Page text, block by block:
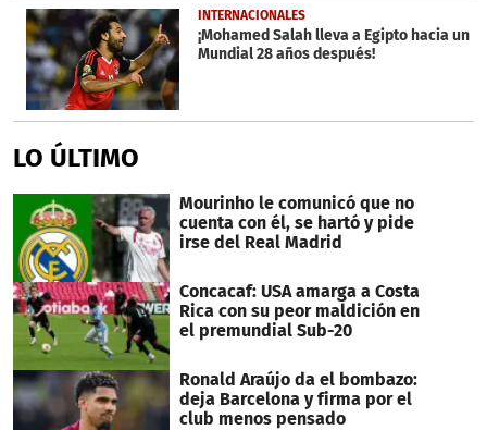
INTERNACIONALES
¡Mohamed Salah lleva a Egipto hacia un
Mundial 28 años después!
LO ÚLTIMO
Mourinho le comunicó que no
cuenta con él, se hartó y pide
irse del Real Madrid
Concacaf: USA amarga a Costa
Rica con su peor maldición en
el premundial Sub-20
Ronald Araújo da el bombazo:
deja Barcelona y firma por el
club menos pensado